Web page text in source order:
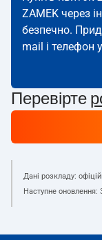
ZAMEK через
безпечно.
mail і телефон
Перевірте
Дані розкладу:
Наступне оновлення: